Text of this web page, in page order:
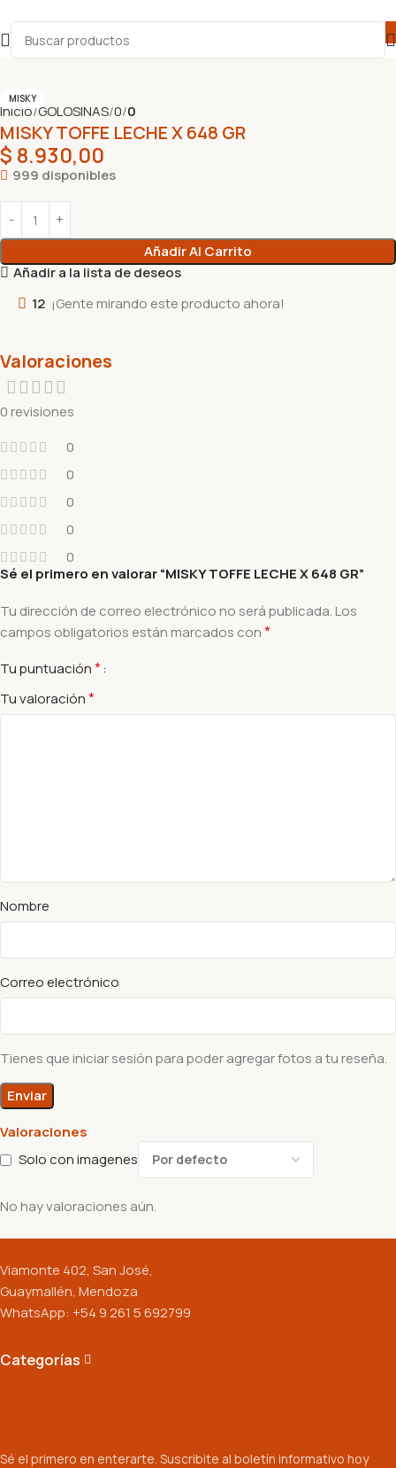
MISKY
Inicio GOLOSINAS 0 0
MISKY TOFFE LECHE X 648 GR
$ 8.930,00
999 disponibles
Añadir Al Carrito
Añadir a la lista de deseos
12 ¡Gente mirando este producto ahora!
Valoraciones
0 revisiones
0
0
0
0
0
Valoraciones
Solo con imagenes
No hay valoraciones aún.
Sé el primero en valorar “MISKY TOFFE LECHE X 648 GR”
Tu dirección de correo electrónico no será publicada. Los
campos obligatorios están marcados con*
Tu puntuación*
Tu valoración*
Nombre
Correo electrónico
Tienes que iniciar sesión para poder agregar fotos a tu reseña.
Viamonte 402, San José,
Guaymallén, Mendoza
WhatsApp: +54 9 261 5 692799
Categorías
Sé el primero en enterarte. Suscribite al boletín informativo hoy